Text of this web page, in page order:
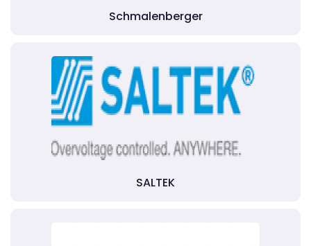
Schmalenberger
SALTEK